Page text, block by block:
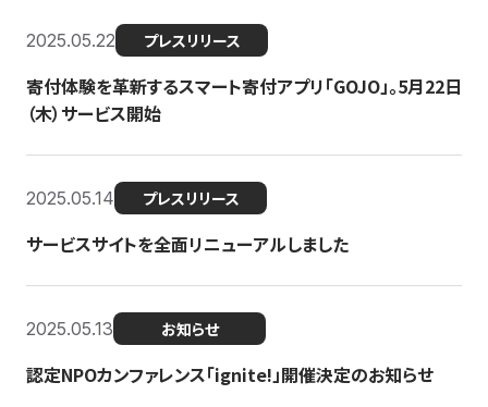
2025.05.22 プレスリリース
寄付体験を革新するスマート寄付アプリ「GOJO」。5月22日
（木）サービス開始
2025.05.14 プレスリリース
サービスサイトを全面リニューアルしました
2025.05.13 お知らせ
認定NPOカンファレンス「ignite!」開催決定のお知らせ